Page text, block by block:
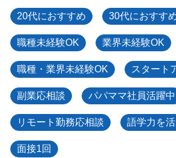
20代におすすめ 30代におすす
職種未経験OK 業界未経験OK
職種・業界未経験OK スタート
副業応相談 パパママ社員活躍中
リモート勤務応相談 語学力を
面接1回